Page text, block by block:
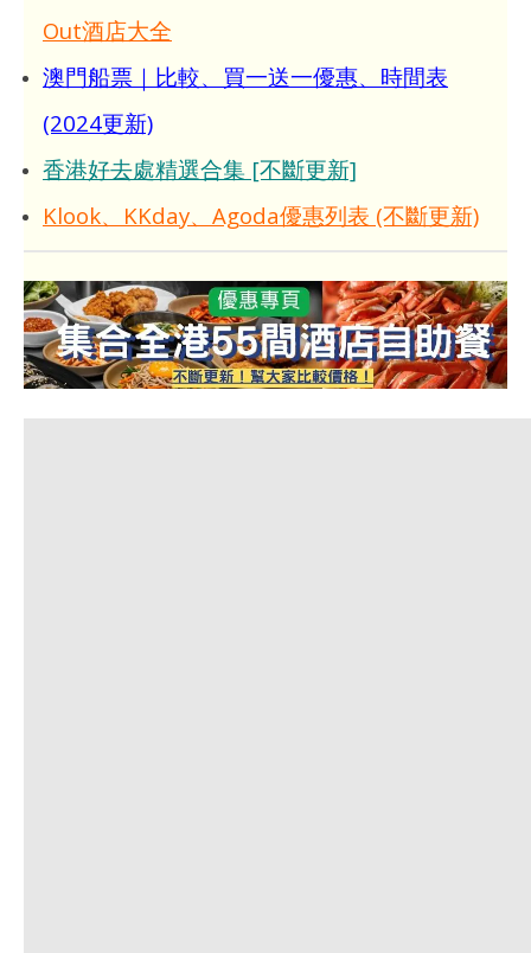
港
玩
生
Out酒店大全
澳門船票｜比較、買一送一優惠、時間表
(2024更新)
香港好去處精選合集 [不斷更新]
Klook、KKday、Agoda優惠列表 (不斷更新)